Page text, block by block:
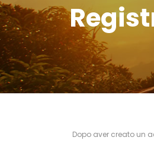
Dopo aver creato un